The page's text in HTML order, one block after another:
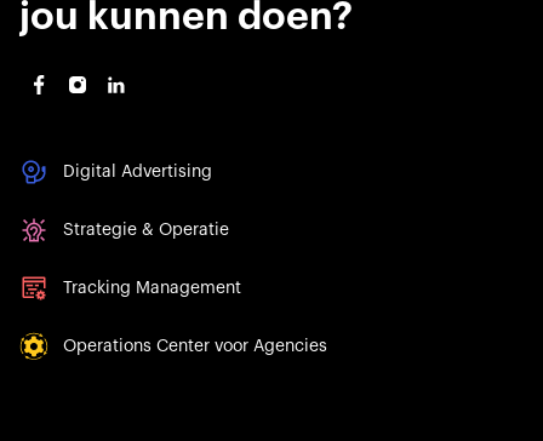
jou kunnen doen?
Digital Advertising
Strategie & Operatie
Tracking Management
Operations Center voor Agencies